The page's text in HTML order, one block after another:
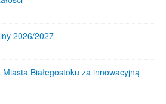
2026/2027
Białegostoku za innowacyjną